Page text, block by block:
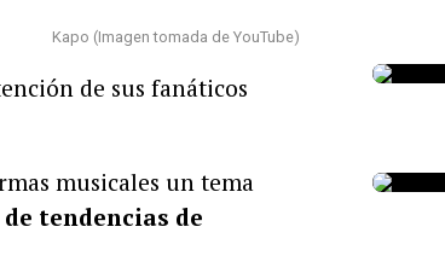
Kapo (Imagen tomada de YouTube)
de sus fanáticos
musicales un tema
tendencias de